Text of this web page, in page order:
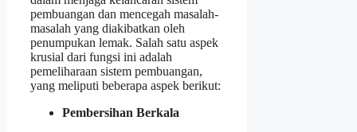
pembuangan dan mencegah masalah-
masalah yang diakibatkan oleh
penumpukan lemak. Salah satu aspek
krusial dari fungsi ini adalah
pemeliharaan sistem pembuangan,
yang meliputi beberapa aspek berikut:
Pembersihan Berkala